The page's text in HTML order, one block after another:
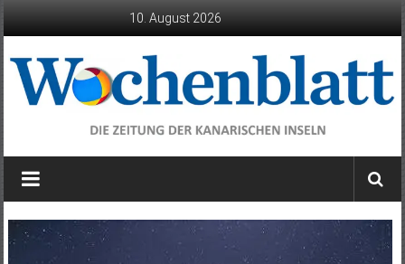
10. August 2026
Wochenblatt
die
der